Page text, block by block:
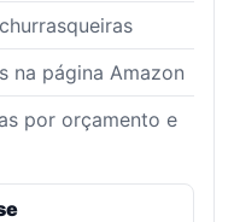
na página Amazon
por orçamento e